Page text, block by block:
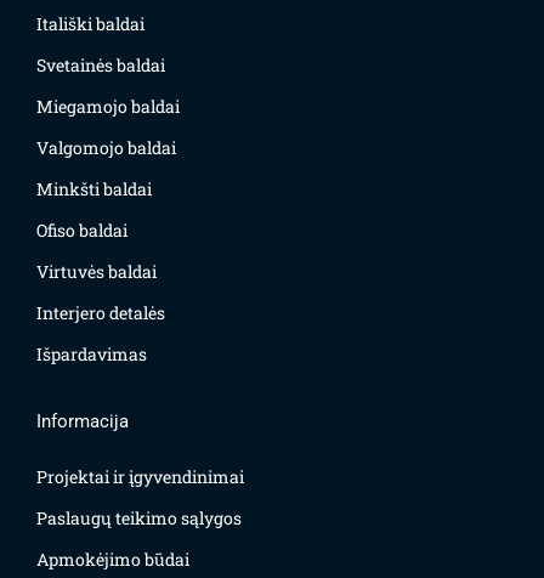
Itališki baldai
Svetainės baldai
Miegamojo baldai
Valgomojo baldai
Minkšti baldai
Ofiso baldai
Virtuvės baldai
Interjero detalės
Išpardavimas
Informacija
Projektai ir įgyvendinimai
Paslaugų teikimo sąlygos
Apmokėjimo būdai